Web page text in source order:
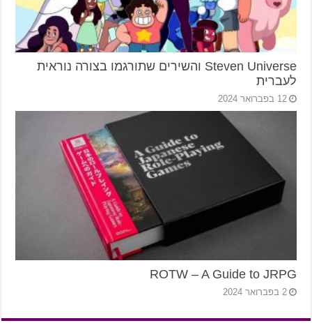
Steven Universe והשירים שתורגמו בצורה נוראית
לעברית
12 בפברואר 2024
ROTW – A Guide to JRPG
2 בפברואר 2024